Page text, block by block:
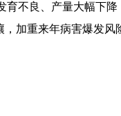
育不良、产量大幅下
加重来年病害爆发风